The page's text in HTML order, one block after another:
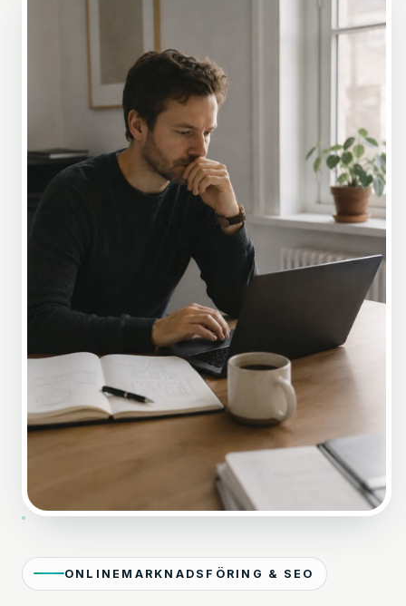
ONLINEMARKNADSFÖRING & SEO